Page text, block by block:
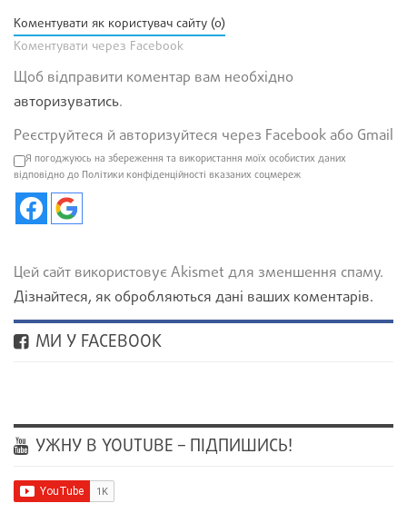
Коментувати як користувач сайту (0)
Коментувати через Facebook
Щоб відправити коментар вам необхідно
авторизуватись.
Реєструйтеся й авторизуйтеся через Facebook або Gmail
Я погоджуюсь на збереження та використання моїх особистих даних
відповідно до Політики конфіденційності вказаних соцмереж
Цей сайт використовує Akismet для зменшення спаму.
Дізнайтеся, як обробляються дані ваших коментарів.
МИ У FACEBOOK
УЖНУ В YOUTUBE – ПІДПИШИСЬ!